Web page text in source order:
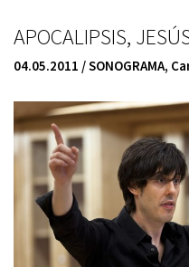
APOCALIPSIS,
04.05.2011 / SONOGRAMA,